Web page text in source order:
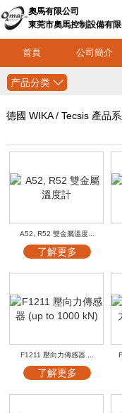
奧馬有限公司
東莞市奧馬控制設備有限
首頁 公司簡介
产品分类
德國 WIKA / Tecsis 產品系
A52, R52 雙金屬溫度...
了解更多
F1211 壓向力傳感器 ...
了解更多